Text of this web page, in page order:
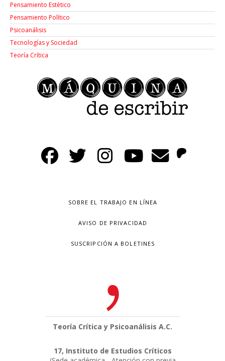
Pensamiento Estético
Pensamiento Político
Psicoanálisis
Tecnologías y Sociedad
Teoría Crítica
SOBRE EL TRABAJO EN LÍNEA
AVISO DE PRIVACIDAD
SUSCRIPCIÓN A BOLETINES
Teoría Crítica y Psicoanálisis A.C.
17, Instituto de Estudios Críticos